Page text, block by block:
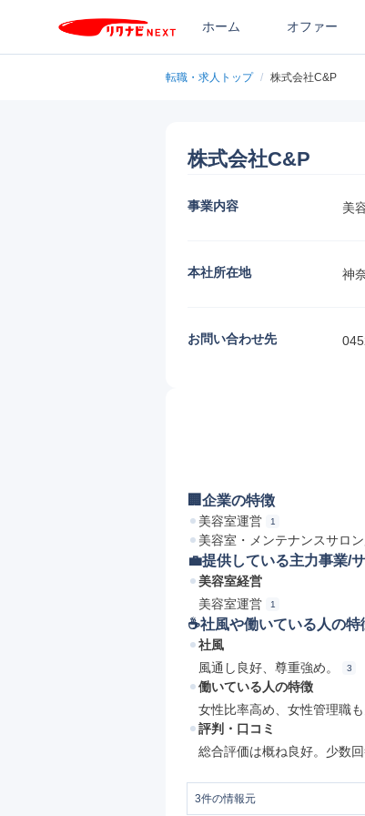
ホーム オファー
転職・求人トップ / 株式会社C&P
株式会社C&P
事業内容 美
本社所在地 神
お問い合わせ先
🏢企業の特徴
美容室運営 1
美容室・メンテナンスサロ
💼提供している主力事業/
美容室経営
美容室運営
1
☕️社風や働いている人の特
社風
風通し良好、尊重強め。
3
働いている人の特徴
女性比率高め、女性管理職も
評判・口コミ
総合評価は概ね良好。少数回
3件の情報元